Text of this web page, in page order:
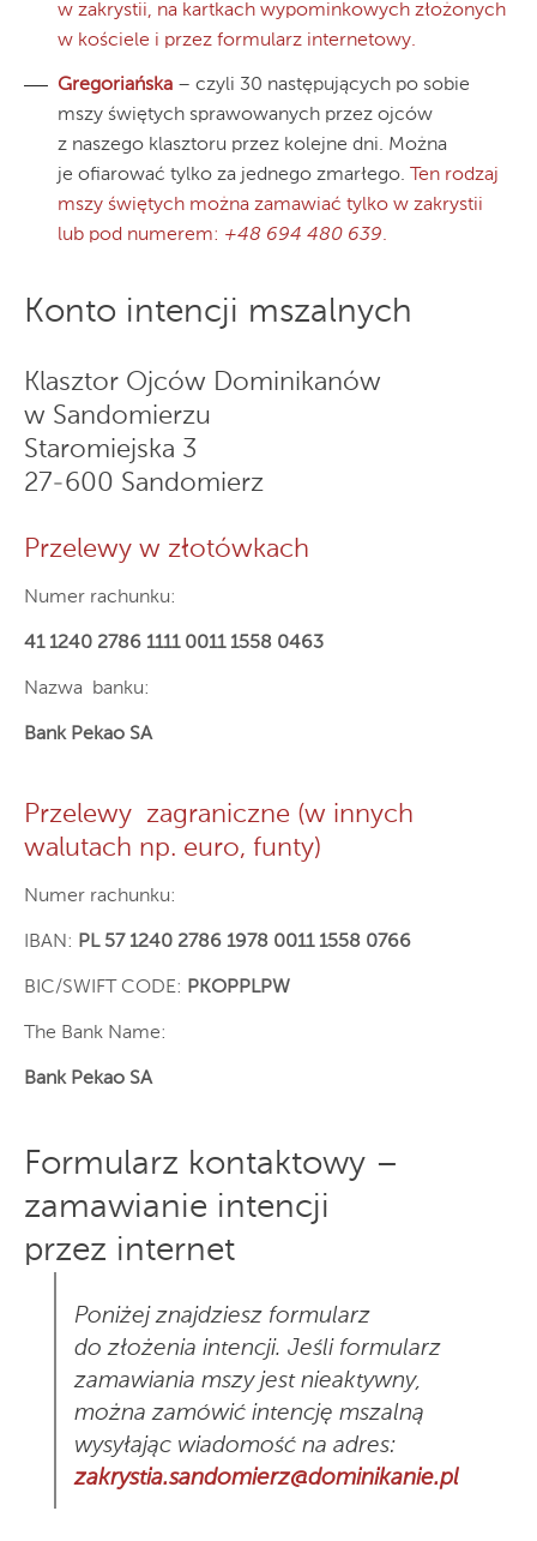
w zakrystii, na kartkach wypominkowych złożonych
w kościele i przez formularz internetowy.
Gregoriańska – czyli 30 następujących po sobie
mszy świętych sprawowanych przez ojców
z naszego klasztoru przez kolejne dni. Można
je ofiarować tylko za jednego zmarłego.
Ten rodzaj
mszy świętych można zamawiać tylko w zakrystii
lub pod numerem: +48 694 480 639.
Konto intencji mszalnych
Klasztor Ojców Dominikanów
w Sandomierzu
Staromiejska 3
27-600 Sandomierz
Przelewy w złotówkach
Numer rachunku:
41 1240 2786 1111 0011 1558 0463
Nazwa banku:
Bank Pekao SA
Przelewy zagraniczne (w innych
walutach np. euro, funty)
Numer rachunku:
IBAN: PL 57 1240 2786 1978 0011 1558 0766
BIC/SWIFT CODE: PKOPPLPW
The Bank Name:
Bank Pekao SA
Formularz kontaktowy –
zamawianie intencji
przez internet
Poniżej znajdziesz formularz
do złożenia intencji. Jeśli formularz
zamawiania mszy jest nieaktywny,
można zamówić intencję mszalną
wysyłając wiadomość na adres:
zakrystia.sandomierz@dominikanie.pl